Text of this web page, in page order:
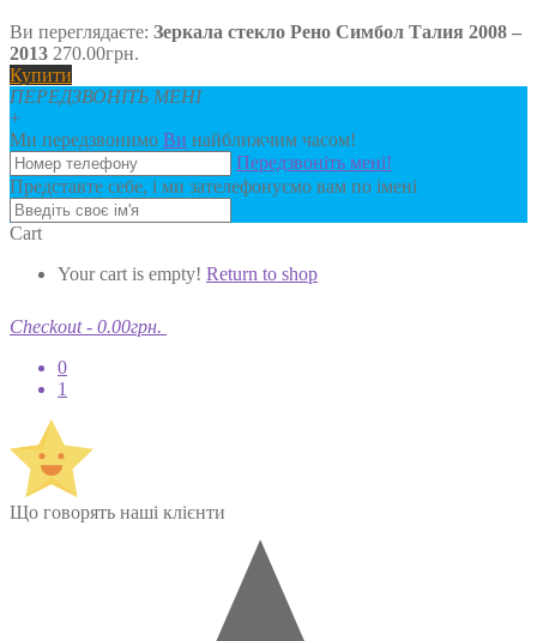
Ви переглядаєте: Зеркала стекло Рено Симбол Талия 2008 –
2013 270.00грн.
Купити
ПЕРЕДЗВОНІТЬ МЕНІ
+
Ми передзвонимо Ви найближчим часом!
Передзвоніть мені!
Представте себе, і ми зателефонуємо вам по імені
Cart
Your cart is empty! Return to shop
Checkout - 0.00грн.
0
1
Що говорять наші клієнти